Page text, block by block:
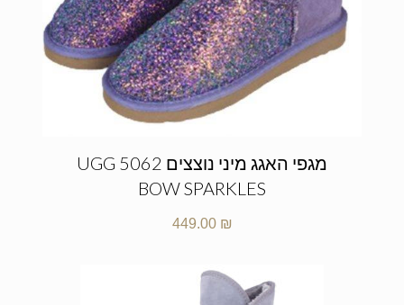
מגפי האגג מיני נוצצים UGG 5062
BOW SPARKLES
449.00 ₪